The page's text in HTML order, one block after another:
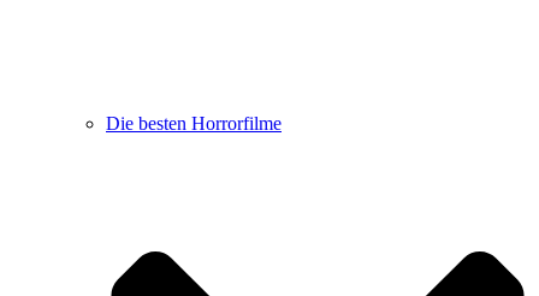
Die besten Horrorfilme